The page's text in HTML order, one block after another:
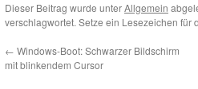
Dieser Beitrag wurde unterAllgemein
verschlagwortet. Setze ein Lesezeichen für
← Windows-Boot: Schwarzer Bildschirm
mit blinkendem Cursor